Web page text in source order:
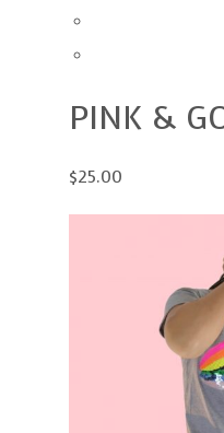
PINK &
$25.00